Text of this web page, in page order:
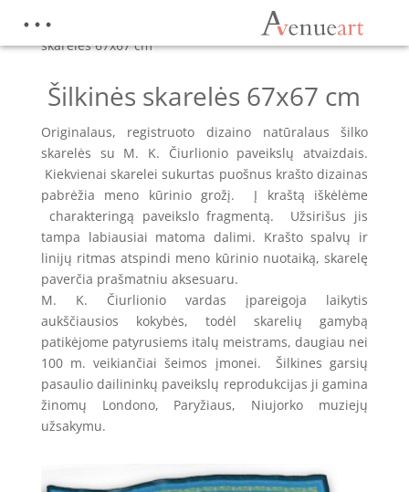
Pradžia Šilkinės skarelės/Šilkinės
skarelės 67x67 cm
Šilkinės skarelės 67x67 cm
Originalaus, registruoto dizaino natūralaus šilko
skarelės su M. K. Čiurlionio paveikslų atvaizdais.
Kiekvienai skarelei sukurtas puošnus krašto dizainas
pabrėžia meno kūrinio grožį. Į kraštą iškėlėme
charakteringą paveikslo fragmentą. Užsirišus jis
tampa labiausiai matoma dalimi. Krašto spalvų ir
linijų ritmas atspindi meno kūrinio nuotaiką, skarelę
paverčia prašmatniu aksesuaru.
M. K. Čiurlionio vardas įpareigoja laikytis
aukščiausios kokybės, todėl skarelių gamybą
patikėjome patyrusiems italų meistrams, daugiau nei
100 m. veikiančiai šeimos įmonei. Šilkines garsių
pasaulio dailininkų paveikslų reprodukcijas ji gamina
žinomų Londono, Paryžiaus, Niujorko muziejų
užsakymu.